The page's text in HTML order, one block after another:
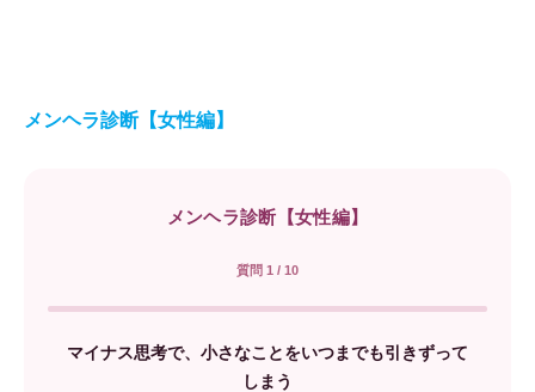
メンヘラ診断【女性編】
メンヘラ診断【女性編】
質問 1 / 10
マイナス思考で、小さなことをいつまでも引きずって
しまう